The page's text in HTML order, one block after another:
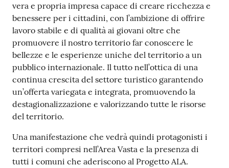
c
i
n
i
e
A
P
R
vera e propria impresa capace di creare ricchezza e
benessere per i cittadini, con l’ambizione di offrire
lavoro stabile e di qualità ai giovani oltre che
promuovere il nostro territorio far conoscere le
bellezze e le esperienze uniche del territorio a un
pubblico internazionale. Il tutto nell’ottica di una
continua crescita del settore turistico garantendo
un’offerta variegata e integrata, promuovendo la
destagionalizzazione e valorizzando tutte le risorse
del territorio.
Una manifestazione che vedrà quindi protagonisti i
territori compresi nell’Area Vasta e la presenza di
tutti i comuni che aderiscono al Progetto ALA.